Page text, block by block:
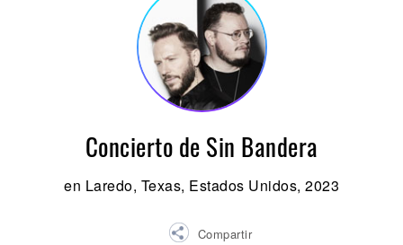
Concierto de Sin Bandera
en Laredo, Texas, Estados Unidos, 2023
Compartir